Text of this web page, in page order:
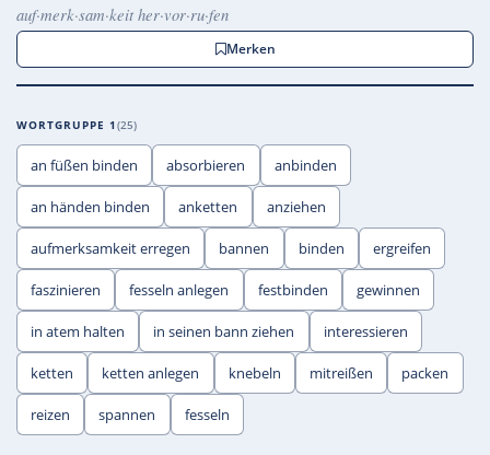
auf·merk·sam·keit her·vor·ru·fen
Merken
WORTGRUPPE 1 25
an füßen binden absorbieren anbinden
an händen binden anketten anziehen
aufmerksamkeit erregen bannen binden ergreifen
faszinieren fesseln anlegen festbinden gewinnen
in atem halten in seinen bann ziehen interessieren
ketten ketten anlegen knebeln mitreißen packen
reizen spannen fesseln